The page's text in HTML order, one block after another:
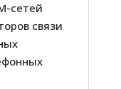
сетей
связи